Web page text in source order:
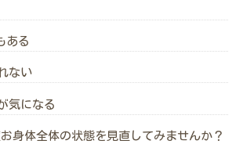
ある
ない
気になる
身体全体の状態を見直してみませんか？